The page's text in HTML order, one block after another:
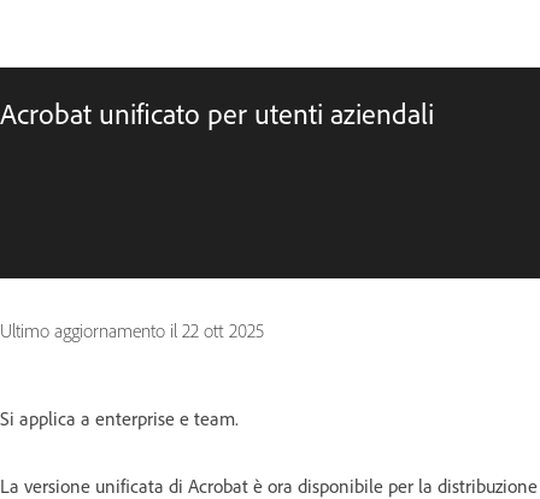
Acrobat unificato per utenti aziendali
Ultimo aggiornamento il 22 ott 2025
Si applica a enterprise e team.
La versione unificata di Acrobat è ora disponibile per la distribuzione